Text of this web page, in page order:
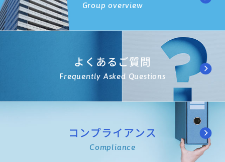
Group overview
よくあるご質問
Frequently Asked Questions
コンプライアンス
Compliance